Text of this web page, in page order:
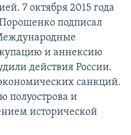
7 октября 2015 года
подписал
и аннексию
действия России.
санкций.
полуострова и
исторической